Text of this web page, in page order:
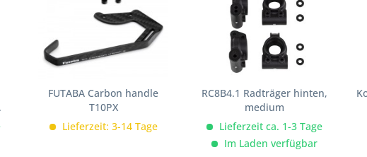
FUTABA Carbon handle
T10PX
Lieferzeit: 3-14 Tage
RC8B4.1 Radträger hinten,
medium
Lieferzeit ca. 1-3 Tage
Im Laden verfügbar